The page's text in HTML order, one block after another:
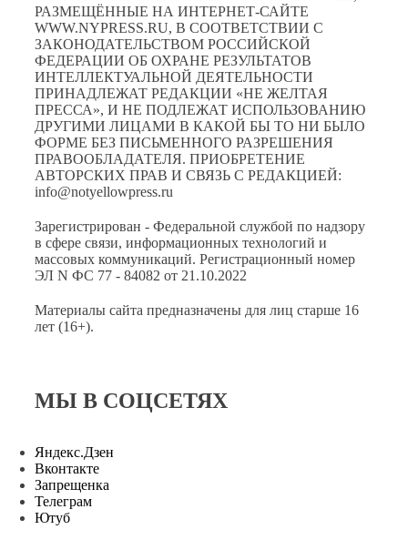
РАЗМЕЩЁННЫЕ НА ИНТЕРНЕТ-САЙТЕ
WWW.NYPRESS.RU, В СООТВЕТСТВИИ С
ЗАКОНОДАТЕЛЬСТВОМ РОССИЙСКОЙ
ФЕДЕРАЦИИ ОБ ОХРАНЕ РЕЗУЛЬТАТОВ
ИНТЕЛЛЕКТУАЛЬНОЙ ДЕЯТЕЛЬНОСТИ
ПРИНАДЛЕЖАТ РЕДАКЦИИ «НЕ ЖЕЛТАЯ
ПРЕССА», И НЕ ПОДЛЕЖАТ ИСПОЛЬЗОВАНИЮ
ДРУГИМИ ЛИЦАМИ В КАКОЙ БЫ ТО НИ БЫЛО
ФОРМЕ БЕЗ ПИСЬМЕННОГО РАЗРЕШЕНИЯ
ПРАВООБЛАДАТЕЛЯ. ПРИОБРЕТЕНИЕ
АВТОРСКИХ ПРАВ И СВЯЗЬ С РЕДАКЦИЕЙ:
info@notyellowpress.ru
Зарегистрирован - Федеральной службой по надзору
в сфере связи, информационных технологий и
массовых коммуникаций. Регистрационный номер
ЭЛ N ФС 77 - 84082 от 21.10.2022
Материалы сайта предназначены для лиц старше 16
лет (16+).
МЫ В СОЦСЕТЯХ
Яндекс.Дзен
Вконтакте
Запрещенка
Телеграм
Ютуб